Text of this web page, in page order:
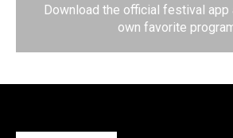
Download the official festival app
own favorite